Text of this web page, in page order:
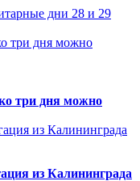
дни 28 и 29
три дня можно
из Калининграда